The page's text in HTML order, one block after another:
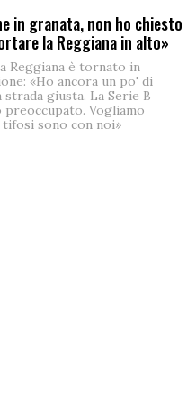
in granata, non ho chiesto
la Reggiana in alto»
Reggiana è tornato in
«Ho ancora un po' di
giusta. La Serie B
preoccupato. Vogliamo
sono con noi»